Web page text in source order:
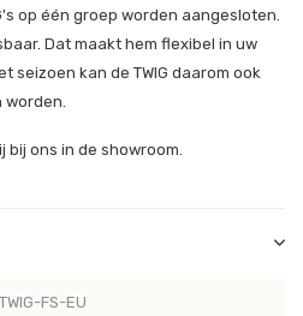
op één groep worden aangesloten.
Dat maakt hem flexibel in uw
seizoen kan de TWIG daarom ook
worden.
bij ons in de showroom.
TWIG-FS-EU